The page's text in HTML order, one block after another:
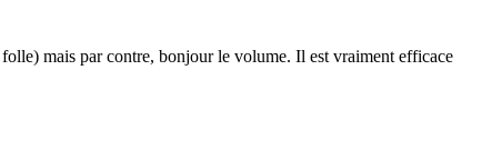
mais par contre, bonjour le volume. Il est vraiment efficace